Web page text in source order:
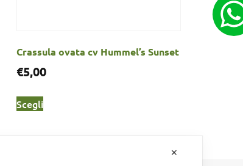
Crassula ovata cv Hummel’s Sunset
€5,00
Scegli
✕